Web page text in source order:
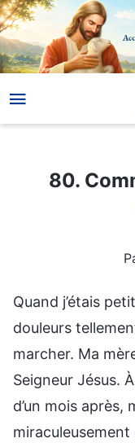
80. Comment j’ai
80.
Quand j’étais
douleurs
marcher. Ma
Seigneur Jésus.
d’un mois après,
miraculeusement